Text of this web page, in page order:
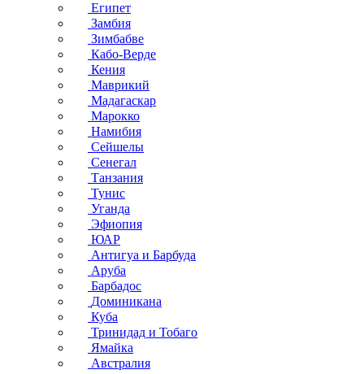
Египет
Замбия
Зимбабве
Кабо-Верде
Кения
Маврикий
Мадагаскар
Марокко
Намибия
Сейшелы
Сенегал
Танзания
Тунис
Уганда
Эфиопия
ЮАР
Антигуа и Барбуда
Аруба
Барбадос
Доминикана
Куба
Тринидад и Тобаго
Ямайка
Австралия